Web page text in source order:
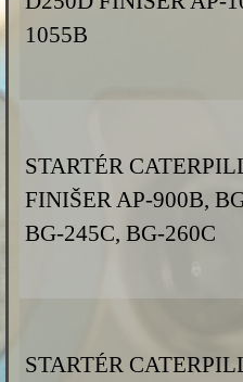
1055B
STARTÉR
FINIŠER AP-900B,
BG-245C, BG-260C
STARTÉR